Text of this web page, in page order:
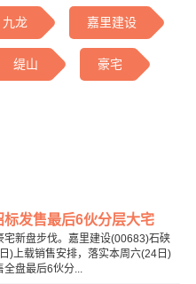
九龙 嘉里建设
缇山 豪宅
标发售最后6伙分层大宅
宅新盘步伐。嘉里建设(00683)石硖
)上载销售安排，落实本周六(24日)
全盘最后6伙分...